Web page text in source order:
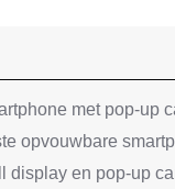
met pop-up
opvouwbare
display en pop-up